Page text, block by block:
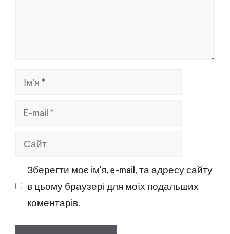
Ім’я
Сайт
Зберегти моє ім'я, e-mail, та адресу сайту
в цьому браузері для моїх подальших
коментарів.